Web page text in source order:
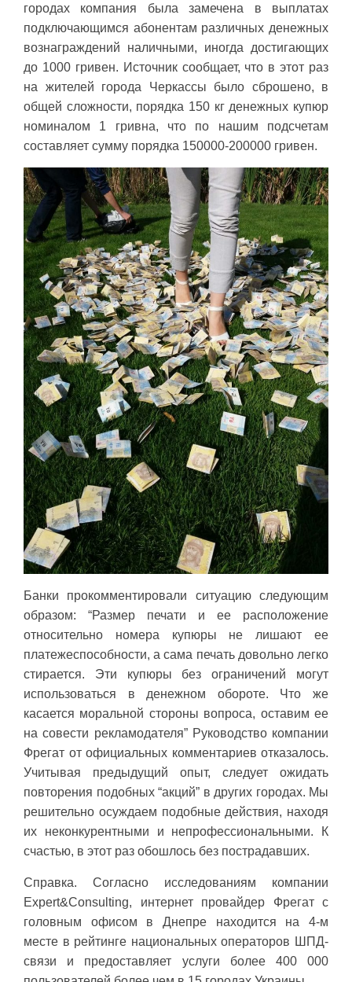
городах компания была замечена в выплатах
подключающимся абонентам различных денежных
вознаграждений наличными, иногда достигающих
до 1000 гривен. Источник сообщает, что в этот раз
на жителей города Черкассы было сброшено, в
общей сложности, порядка 150 кг денежных купюр
номиналом 1 гривна, что по нашим подсчетам
составляет сумму порядка 150000-200000 гривен.
Банки прокомментировали ситуацию следующим
образом: “Размер печати и ее расположение
относительно номера купюры не лишают ее
платежеспособности, а сама печать довольно легко
стирается. Эти купюры без ограничений могут
использоваться в денежном обороте. Что же
касается моральной стороны вопроса, оставим ее
на совести рекламодателя” Руководство компании
Фрегат от официальных комментариев отказалось.
Учитывая предыдущий опыт, следует ожидать
повторения подобных “акций” в других городах. Мы
решительно осуждаем подобные действия, находя
их неконкурентными и непрофессиональными. К
счастью, в этот раз обошлось без пострадавших.
Справка. Согласно исследованиям компании
Expert&Consulting, интернет провайдер Фрегат с
головным офисом в Днепре находится на 4-м
месте в рейтинге национальных операторов ШПД-
связи и предоставляет услуги более 400 000